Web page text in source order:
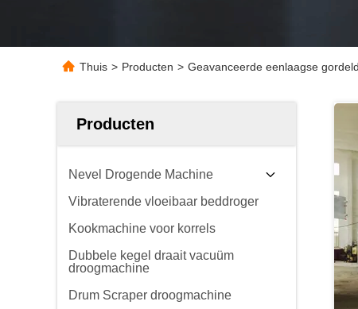
Thuis > Producten > Geavanceerde eenlaagse
Producten
Nevel Drogende Machine
Vibraterende vloeibaar beddroger
Kookmachine voor korrels
Dubbele kegel draait vacuüm
droogmachine
Drum Scraper droogmachine